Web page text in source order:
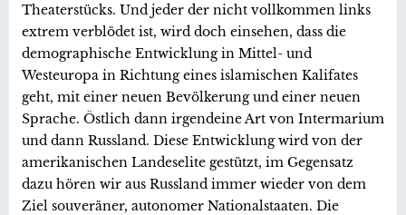
Theaterstücks. Und jeder der nicht vollkommen links
extrem verblödet ist, wird doch einsehen, dass die
demographische Entwicklung in Mittel- und
Westeuropa in Richtung eines islamischen Kalifates
geht, mit einer neuen Bevölkerung und einer neuen
Sprache. Östlich dann irgendeine Art von Intermarium
und dann Russland. Diese Entwicklung wird von der
amerikanischen Landeselite gestützt, im Gegensatz
dazu hören wir aus Russland immer wieder von dem
Ziel souveräner, autonomer Nationalstaaten. Die